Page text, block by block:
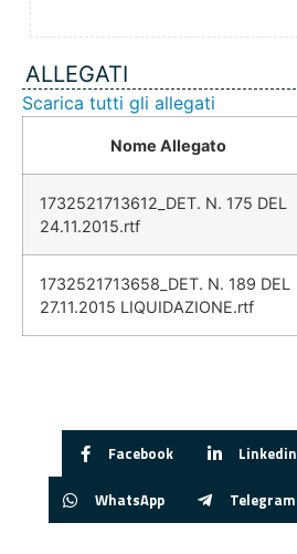
ALLEGATI
Scarica tutti gli allegati
Nome Allegato
1732521713612_DET. N. 175 DEL
24.11.2015.rtf
1732521713658_DET. N. 189 DEL
27.11.2015 LIQUIDAZIONE.rtf
Facebook Linkedin
WhatsApp Telegram